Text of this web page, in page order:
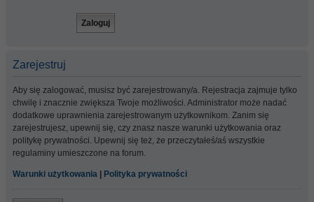
Zarejestruj
Aby się zalogować, musisz być zarejestrowany/a. Rejestracja zajmuje tylko
chwilę i znacznie zwiększa Twoje możliwości. Administrator może nadać
dodatkowe uprawnienia zarejestrowanym użytkownikom. Zanim się
zarejestrujesz, upewnij się, czy znasz nasze warunki użytkowania oraz
politykę prywatności. Upewnij się też, że przeczytałeś/aś wszystkie
regulaminy umieszczone na forum.
Warunki użytkowania Polityka prywatności